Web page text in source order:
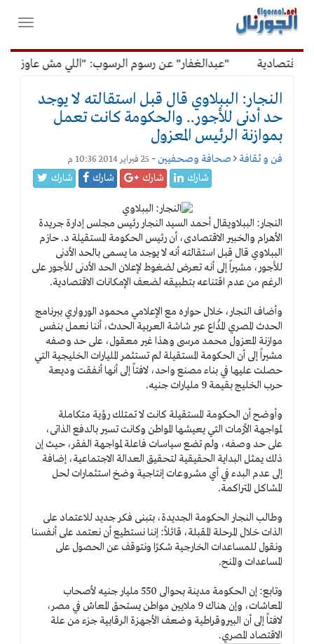
القائمة
الرئيسية
فتح
"عبدالغفار" عن رسوم الرسوب: "اللي مش عاوز
النجار: الببلاوي قال قبل استقالته لا يوجد
حد أدنى للأجور.. والحكومة كانت تعمل
بموازنة الرئيس المعزول
فن و ثقافة صحافة وصحفيين - 25 فبراير 2014 10:36 م
شارك شارك شارك شارك
النجار: الببلاويقال أحمد السيد النجار رئيس مجلس إدارة جريدة
الأهرام والخبير الاقتصادى، أن رئيس الحكومة المستقيلة د. حازم
الببلاوي قال قبل استقالته أنه لا يوجد ما يسمى بالحد الأدنى
للأجور، مشيراً إلى أنه تعرض لضغوط لإعلان الحد الأدنى للأجور على
الرغم من عدم اقتناعه بتطبيقه لضعف الإمكانات الاقتصادية.
وأضاف النجار، خلال حواره مع الإعلامي محمود الورواري ببرنامج
الحدث المصري المُذاع عبر شاشة العربية الحدث، أننا نعمل بنفس
موازنة المعزول محمد مرسى وهذا غير معقول، على حد وصفه
مشيراً إلى أن الحكومة المستقيلة لم تستثمر المليارات الخليجية التي
حصلت عليها في بناء مصنع واحد، لافتاً إلى أنها أنفقت وديعة
حرب الخليج بقيمة 9 مليارات جنيه.
وأوضح أن الحكومة المستقيلة كانت لا تمتلك رؤية متكاملة
لمواجهة الأزمات التي يعيشها المواطن وكانت تسير بالدفع الذاتى،
على حد وصفه، ولم تضع سياسات فاعلة لمواجهة الفقر، حيث إن
ذلك يمثل البداية الحقيقية لتحقيق العدالة الاجتماعية، إضافة
إلى عدم البدء في أي مشروعات إنتاجية وضخ استثمارات لحل
المشاكل المتراكمة.
وطالب النجار الحكومة الجديدة، بتبنى فكر جديد للاعتماد على
الذات خلال المرحلة المقبلة، قائلاً: إننا نستطيع أن نعتمد على أنفسنا
ونقول للمساعدات الخارجية شكرًا ونتوقف عن الحصول على
المساعدات والمنح.
وتابع: إن الحكومة مدينة بحوالى 550 مليار جنيه لأصحاب
المعاشات، وإن هناك 9 ملايين مواطن يستحق المعاش في مصر،
لافتاً إلى أن البيروقراطية وضعف الأجهزة الرقابية جزء من علة
الاقتصاد المصري.